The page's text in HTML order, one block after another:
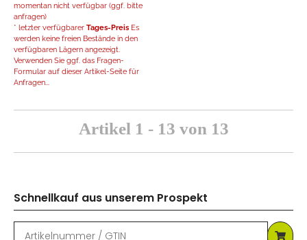
momentan nicht verfügbar (ggf. bitte
anfragen)
* letzter verfügbarer Tages-Preis Es
werden keine freien Bestände in den
verfügbaren Lägern angezeigt.
Verwenden Sie ggf. das Fragen-
Formular auf dieser Artikel-Seite für
Anfragen...
Artikel 1 - 13 von 13
Schnellkauf aus unserem Prospekt